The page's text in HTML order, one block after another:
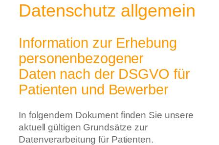
Datenschutz allgemein
Information zur Erhebung
personenbezogener
Daten nach der DSGVO für
Patienten und Bewerber
In folgendem Dokument finden Sie unsere
aktuell gültigen Grundsätze zur
Datenverarbeitung für Patienten.